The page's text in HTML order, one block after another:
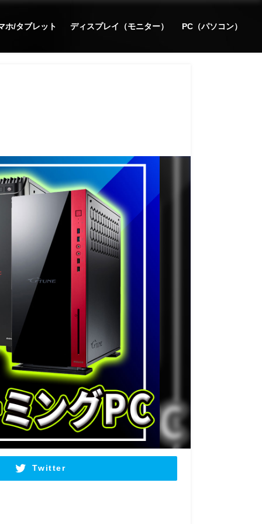
ホ/タブレット ディスプレイ（モニター） PC（パソコン）
Twitter